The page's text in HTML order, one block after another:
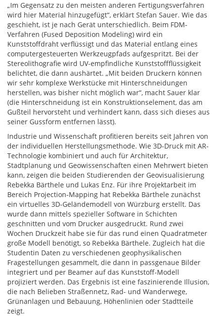
„Im Gegensatz zu den meisten anderen Fertigungsverfahren
wird hier Material hinzugefügt“, erklärt Stefan Sauer. Wie das
geschieht, ist je nach Gerät unterschiedlich. Beim FDM-
Verfahren (Fused Deposition Modeling) wird ein
Kunststoffdraht verflüssigt und das Material entlang eines
computergesteuerten Werkzeugpfads aufgespritzt. Bei der
Stereolithografie wird UV-empfindliche Kunststoffflüssigkeit
belichtet, die dann aushärtet. „Mit beiden Druckern können
wir sehr komplexe Werkstücke mit Hinterschneidungen
herstellen, was bisher nicht möglich war“, macht Sauer klar
(die Hinterschneidung ist ein Konstruktionselement, das am
Gußteil hervorsteht und verhindert kann, dass sich dieses aus
seiner Gussform entfernen lässt).
Industrie und Wissenschaft profitieren bereits seit Jahren von
der individuellen Herstellungsmethode. Wie 3D-Druck mit AR-
Technologie kombiniert und auch für Architektur,
Stadtplanung und Geowissenschaften einen Mehrwert bieten
kann, zeigen die beiden Studierenden der Geovisualisierung
Rebekka Bärthele und Lukas Enz. Für ihre Projektarbeit im
Bereich Projection-Mapping hat Rebekka Bärthele zunächst
ein virtuelles 3D-Geländemodell von Würzburg erstellt. Das
wurde dann mittels spezieller Software in Schichten
geschnitten und vom Drucker ausgedruckt. Rund zwei
Wochen Druckzeit habe sie für das rund einen Quadratmeter
große Modell benötigt, so Rebekka Bärthele. Zugleich hat die
Studentin Daten zu verschiedenen geophysikalischen
Fragestellungen gesammelt, die dann in passgenaue Bilder
integriert und per Beamer auf das Kunststoff-Modell
projiziert werden. Das Ergebnis ist eine faszinierende Illusion,
die nach Belieben Straßennetz, Rad- und Wanderwege,
Grünanlagen und Bebauung, Höhenlinien oder Stadtteile
zeigt.